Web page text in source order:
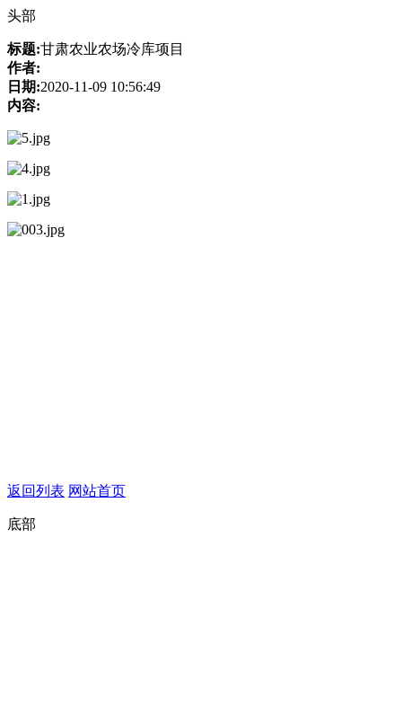
头部
标题:甘肃农业农场冷库项目
作者:
日期:2020-11-09 10:56:49
内容:
返回列表 网站首页
底部